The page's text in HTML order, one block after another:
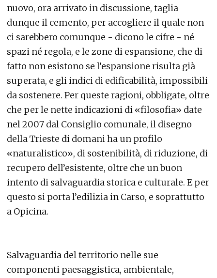
nuovo, ora arrivato in discussione, taglia
dunque il cemento, per accogliere il quale non
ci sarebbero comunque - dicono le cifre - né
spazi né regola, e le zone di espansione, che di
fatto non esistono se l’espansione risulta già
superata, e gli indici di edificabilità, impossibili
da sostenere. Per queste ragioni, obbligate, oltre
che per le nette indicazioni di «filosofia» date
nel 2007 dal Consiglio comunale, il disegno
della Trieste di domani ha un profilo
«naturalistico», di sostenibilità, di riduzione, di
recupero dell’esistente, oltre che un buon
intento di salvaguardia storica e culturale. E per
questo si porta l’edilizia in Carso, e soprattutto
a Opicina.
Salvaguardia del territorio nelle sue
componenti paesaggistica, ambientale,